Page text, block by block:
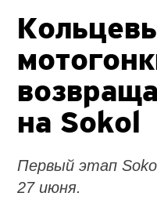
на Sokol
Первый этап
27 июня.